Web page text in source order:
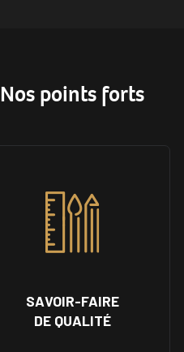
Nos points forts
SAVOIR-FAIRE
DE QUALITÉ